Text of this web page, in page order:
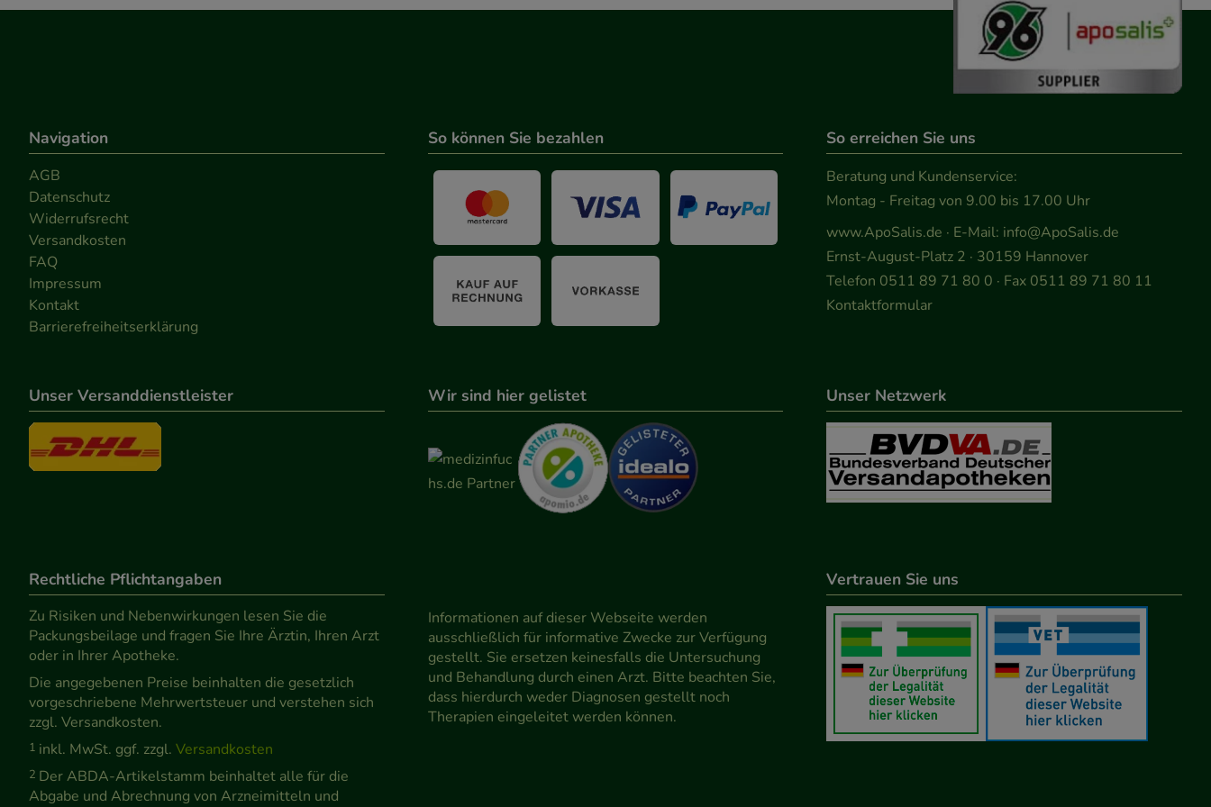
Navigation
AGB
Datenschutz
Widerrufsrecht
Versandkosten
FAQ
Impressum
Kontakt
Barrierefreiheitserklärung
So können Sie bezahlen So erreichen Sie uns
Beratung und Kundenservice:
Montag - Freitag von 9.00 bis 17.00 Uhr
www.ApoSalis.de · E-Mail: info@ApoSalis.de
Ernst-August-Platz 2 · 30159 Hannover
Telefon 0511 89 71 80 0 · Fax 0511 89 71 80 11
Kontaktformular
Unser Versanddienstleister Wir sind hier gelistet Unser Netzwerk
Rechtliche Pflichtangaben
Zu Risiken und Nebenwirkungen lesen Sie die
Packungsbeilage und fragen Sie Ihre Ärztin, Ihren Arzt
oder in Ihrer Apotheke.
Die angegebenen Preise beinhalten die gesetzlich
vorgeschriebene Mehrwertsteuer und verstehen sich
zzgl. Versandkosten.
1 inkl. MwSt. ggf. zzgl. Versandkosten
2 Der ABDA-Artikelstamm beinhaltet alle für die
Abgabe und Abrechnung von Arzneimitteln und
Informationen auf dieser Webseite werden
ausschließlich für informative Zwecke zur Verfügung
gestellt. Sie ersetzen keinesfalls die Untersuchung
und Behandlung durch einen Arzt. Bitte beachten Sie,
dass hierdurch weder Diagnosen gestellt noch
Therapien eingeleitet werden können.
Vertrauen Sie uns